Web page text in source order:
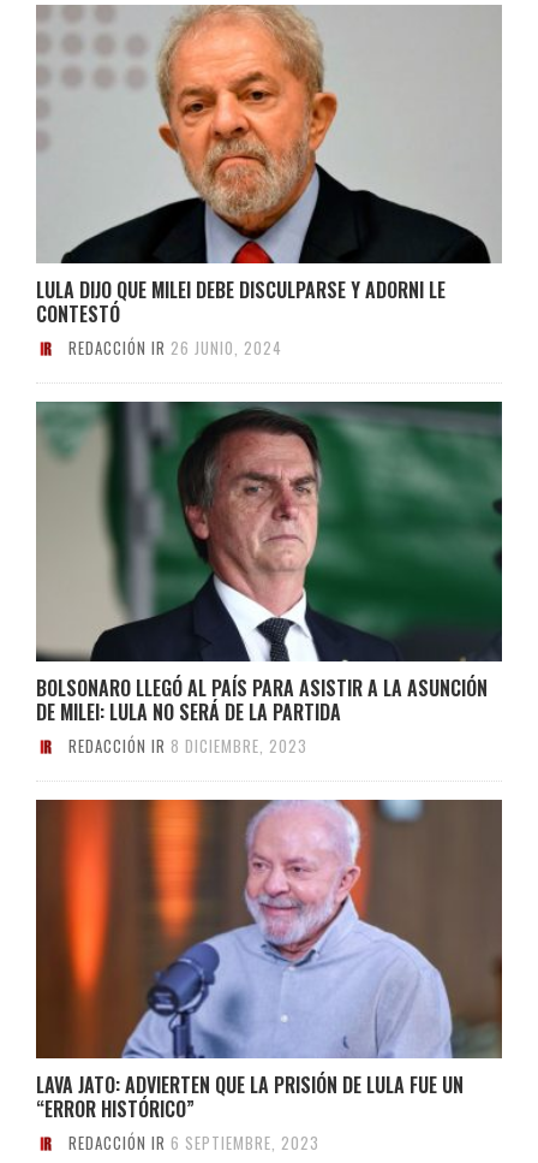
LULA DIJO QUE MILEI DEBE DISCULPARSE Y ADORNI LE
CONTESTÓ
REDACCIÓN IR 26 JUNIO, 2024
BOLSONARO LLEGÓ AL PAÍS PARA ASISTIR A LA ASUNCIÓN
DE MILEI: LULA NO SERÁ DE LA PARTIDA
REDACCIÓN IR 8 DICIEMBRE, 2023
LAVA JATO: ADVIERTEN QUE LA PRISIÓN DE LULA FUE UN
“ERROR HISTÓRICO”
REDACCIÓN IR 6 SEPTIEMBRE, 2023